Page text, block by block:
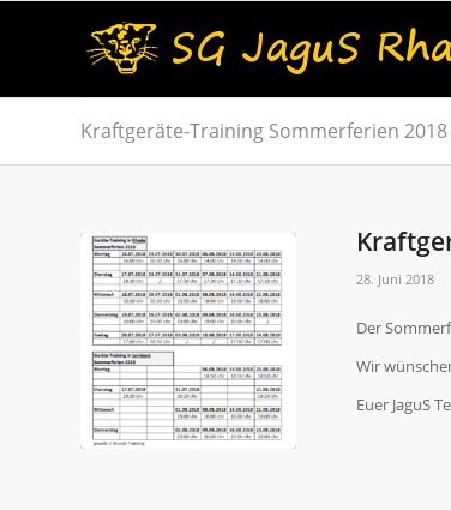
Kraftgeräte-Training Sommerferien 2018
28. Juni 2018
Der
Wir
Euer JaguS